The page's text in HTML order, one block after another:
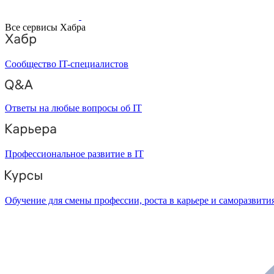
Все сервисы Хабра
Сообщество IT-специалистов
Ответы на любые вопросы об IT
Профессиональное развитие в IT
Обучение для смены профессии, роста в карьере и